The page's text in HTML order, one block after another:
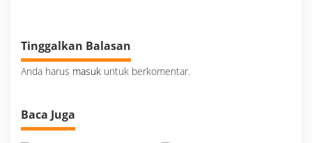
Tinggalkan Balasan
Anda harus masuk untuk berkomentar.
Baca Juga